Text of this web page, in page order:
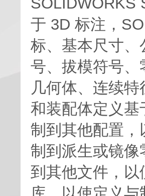
于 3D 标注，
标、基本尺寸
号、拔模符号
几何体、连续
和装配体定义基
制到其他配置，
制到派生或镜像
到其他文件，以